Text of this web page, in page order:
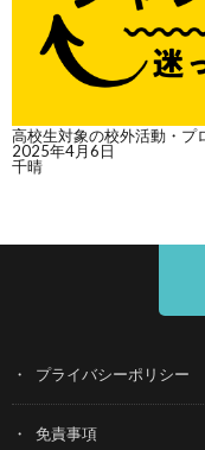
高校生対象の校外活動・プ
2025年4月6日
千晴
プライバシーポリシー
免責事項